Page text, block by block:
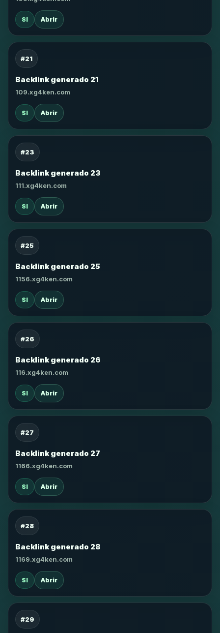
SI Abrir
#21
Backlink generado 21
109.xg4ken.com
SI Abrir
#23
Backlink generado 23
111.xg4ken.com
SI Abrir
#25
Backlink generado 25
1156.xg4ken.com
SI Abrir
#26
Backlink generado 26
116.xg4ken.com
SI Abrir
#27
Backlink generado 27
1166.xg4ken.com
SI Abrir
#28
Backlink generado 28
1169.xg4ken.com
SI Abrir
#29